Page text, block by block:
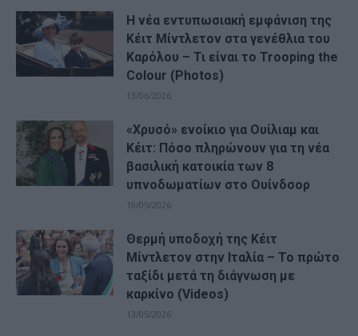
Η νέα εντυπωσιακή εμφάνιση της
Κέιτ Μίντλετον στα γενέθλια του
Καρόλου – Τι είναι το Trooping the
Colour (Photos)
13/06/2026
«Χρυσό» ενοίκιο για Ουίλιαμ και
Κέιτ: Πόσο πληρώνουν για τη νέα
βασιλική κατοικία των 8
υπνοδωματίων στο Ουίνδσορ
19/05/2026
Θερμή υποδοχή της Κέιτ
Μίντλετον στην Ιταλία – Το πρώτο
ταξίδι μετά τη διάγνωση με
καρκίνο (Videos)
13/05/2026